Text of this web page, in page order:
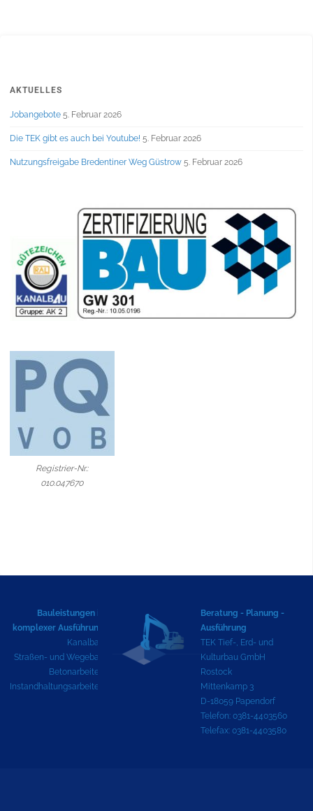
AKTUELLES
Jobangebote 5. Februar 2026
Die TEK gibt es auch bei Youtube! 5. Februar 2026
Nutzungsfreigabe Bredentiner Weg Güstrow 5. Februar 2026
Registrier-Nr.:
010.047670
Bauleistungen in
komplexer Ausführung
Kanalbau
Straßen- und Wegebau
Betonarbeiten
Instandhaltungsarbeiten
Beratung - Planung -
Ausführung
TEK Tief-, Erd- und
Kulturbau GmbH
Rostock
Mittenkamp 3
D-18059 Papendorf
Telefon: 0381-4403560
Telefax: 0381-4403580